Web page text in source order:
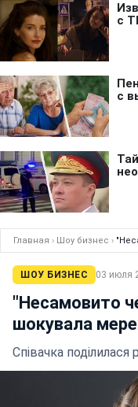
Главная › Шоу бизнес ›
ШОУ БИЗНЕС 03 июля
"Несамовито
шокувала
Співачка